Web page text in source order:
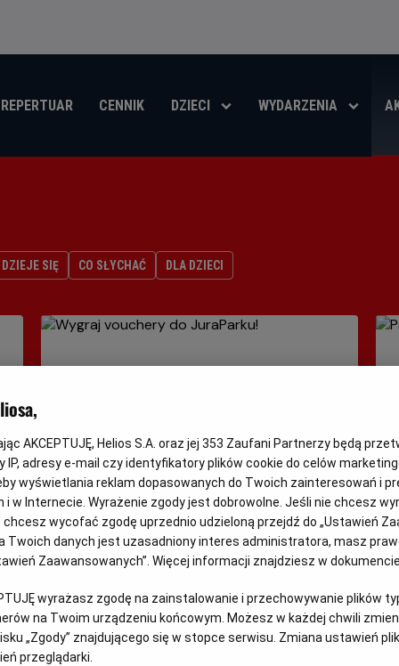
REPERTUAR CENNIK DZIECI WYDARZENIA
DZIEJE SIĘ CO SŁYCHAĆ DLA DZIECI
Wygraj vouchery do JuraParku!
Czy w Twoim domu mieszka fan Psiego Patrolu? Z
zapraszamy do udziału w kreatywnym konkursie.
Czytaj więcej
AKCEPTUJĘ, Helios S.A. oraz jej 353 Zaufani Partnerzy będą
IP, adresy e-mail czy identyfikatory plików cookie do celów
wyświetlania reklam dopasowanych do Twoich zainteresowań i
i w Internecie. Wyrażenie zgody jest dobrowolne. Jeśli nie chcesz
wycofać zgodę uprzednio udzieloną przejdź do „Ustawień
Twoich danych jest uzasadniony interes administratora, masz
Zaawansowanych”. Więcej informacji znajdziesz w
wyrażasz zgodę na zainstalowanie i przechowywanie plików
na Twoim urządzeniu końcowym. Możesz w każdej chwili
„Zgody” znajdującego się w stopce serwisu. Zmiana ustawień
przeglądarki.